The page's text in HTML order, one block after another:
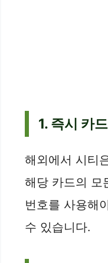
1. 즉시 카
해외에서 시티
해당 카드의 모
번호를 사용해
수 있습니다.